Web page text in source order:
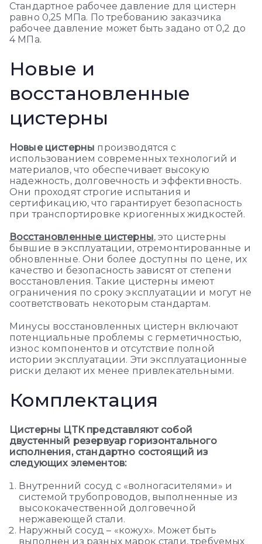
Стандартное рабочее давление для цистерн
равно 0,25 МПа. По требованию заказчика
рабочее давление может быть задано от 0,2 до
4 МПа.
Новые и
восстановленные
цистерны
Новые цистерны производятся с
использованием современных технологий и
материалов, что обеспечивает высокую
надежность, долговечность и эффективность.
Они проходят строгие испытания и
сертификацию, что гарантирует безопасность
при транспортировке криогенных жидкостей.
Восстановленные цистерны, это цистерны
бывшие в эксплуатации, отремонтированные и
обновленные. Они более доступны по цене, их
качество и безопасность зависят от степени
восстановления. Такие цистерны имеют
ограничения по сроку эксплуатации и могут не
соответствовать некоторым стандартам.
Минусы восстановленных цистерн включают
потенциальные проблемы с герметичностью,
износ компонентов и отсутствие полной
истории эксплуатации. Эти эксплуатационные
риски делают их менее привлекательными.
Комплектация
Цистерны ЦТК представляют собой
двустенный резервуар горизонтального
исполнения, стандартно состоящий из
следующих элементов:
Внутренний сосуд с «волногасителями» и
системой трубопроводов, выполненные из
высококачественной долговечной
нержавеющей стали.
Наружный сосуд – «кожух». Может быть
выполнен из разных марок стали, требуемых